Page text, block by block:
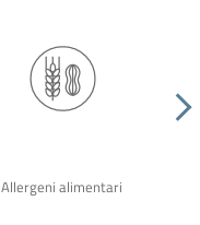
Allergeni alimentari